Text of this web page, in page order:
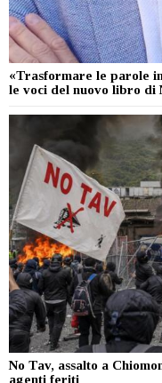
«Trasformare le parole
le voci del nuovo libro di
No Tav, assalto a
agenti feriti